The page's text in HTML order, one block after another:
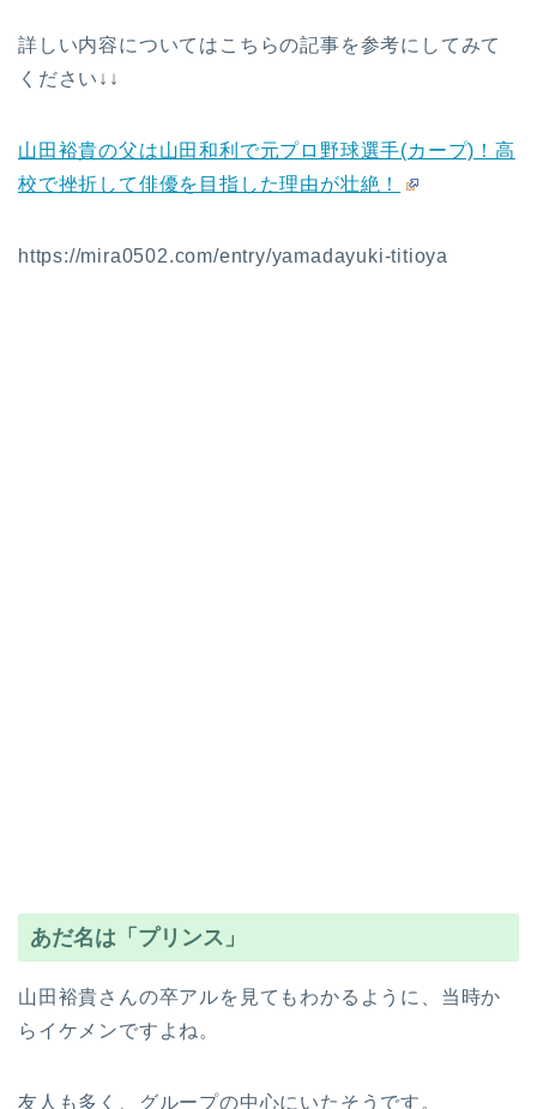
詳しい内容についてはこちらの記事を参考にしてみて
ください↓↓
山田裕貴の父は山田和利で元プロ野球選手(カープ)！高
校で挫折して俳優を目指した理由が壮絶！
https://mira0502.com/entry/yamadayuki-titioya
あだ名は「プリンス」
山田裕貴さんの卒アルを見てもわかるように、当時か
らイケメンですよね。
友人も多く、グループの中心にいたそうです。